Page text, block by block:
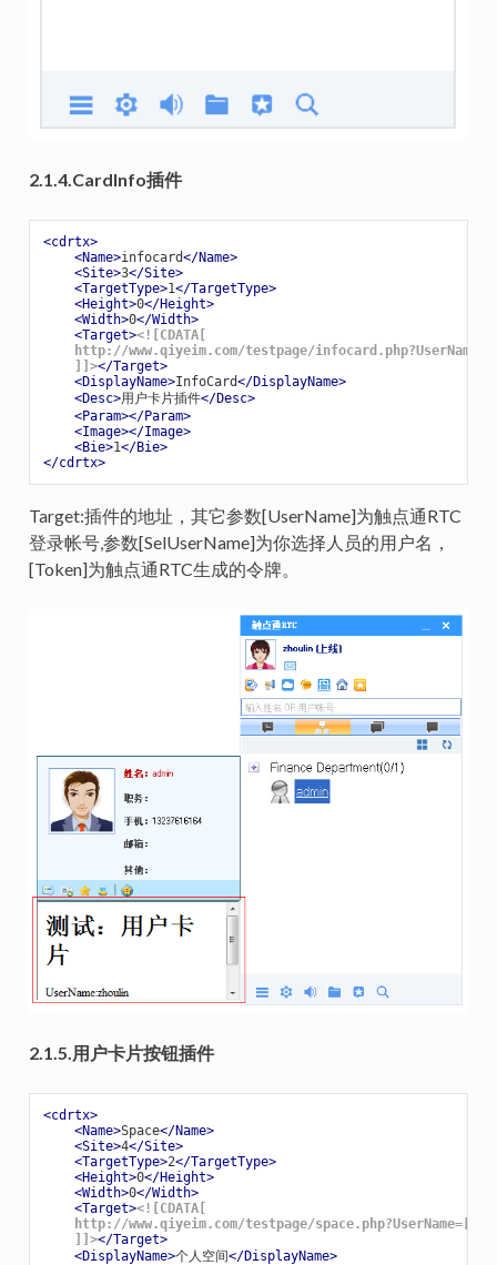
2.1.4.CardInfo插件
<cdrtx>
<Name>infocard</Name>
<Site>3</Site>
<TargetType>1</TargetType>
<Height>0</Height>
<Width>0</Width>
<Target><![CDATA[
http://www.qiyeim.com/testpage/
    ]]>
</Target>
<DisplayName>InfoCard</DisplayName>
<Desc>用户卡片插件</Desc>
<Param></Param>
<Image></Image>
<Bie>1</Bie>
</cdrtx>
Target:插件的地址，其它参数[UserName]为触点通RTC
登录帐号,参数[SelUserName]为你选择人员的用户名，
[Token]为触点通RTC生成的令牌。
2.1.5.用户卡片按钮插件
<cdrtx>
<Name>Space</Name>
<Site>4</Site>
<TargetType>2</TargetType>
<Height>0</Height>
<Width>0</Width>
<Target><![CDATA[
http://www.qiyeim.com/testpage/
    ]]>
</Target>
<DisplayName>个人空间</DisplayName>